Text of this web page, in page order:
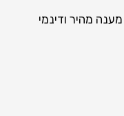
מענה מהיר ודינמי